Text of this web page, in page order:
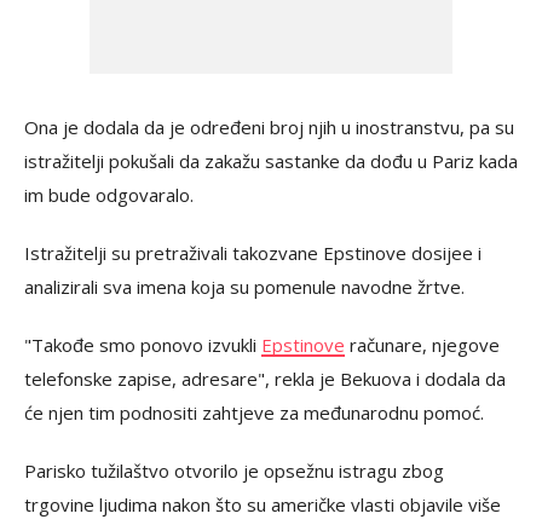
Ona je dodala da je određeni broj njih u inostranstvu, pa su
istražitelji pokušali da zakažu sastanke da dođu u Pariz kada
im bude odgovaralo.
Istražitelji su pretraživali takozvane Epstinove dosijee i
analizirali sva imena koja su pomenule navodne žrtve.
"Takođe smo ponovo izvukli Epstinove računare, njegove
telefonske zapise, adresare", rekla je Bekuova i dodala da
će njen tim podnositi zahtjeve za međunarodnu pomoć.
Parisko tužilaštvo otvorilo je opsežnu istragu zbog
trgovine ljudima nakon što su američke vlasti objavile više